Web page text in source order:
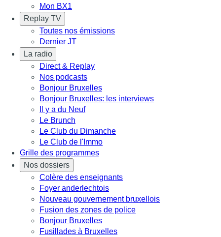
Mon BX1
Replay TV
Toutes nos émissions
Dernier JT
La radio
Direct & Replay
Nos podcasts
Bonjour Bruxelles
Bonjour Bruxelles: les interviews
Il y a du Neuf
Le Brunch
Le Club du Dimanche
Le Club de l'Immo
Grille des programmes
Nos dossiers
Colère des enseignants
Foyer anderlechtois
Nouveau gouvernement bruxellois
Fusion des zones de police
Bonjour Bruxelles
Fusillades à Bruxelles